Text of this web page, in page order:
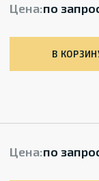
Цена:по
В
Цена:по